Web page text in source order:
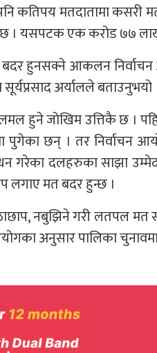
कतिपय मतदातामा कसरी
छ । यसपटक एक करोड ७७
बदर हुनसक्ने आकलन
अर्यालले बताउनुभयो
हुने जोखिम उत्तिकै छ ।
छन् । तर निर्वाचन
गरेका दलहरुका साझा
लगाए मत बदर हुन्छ ।
नबुझिने गरी लतपल
अनुसार पालिका